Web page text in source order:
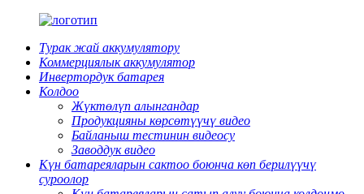
Турак жай аккумулятору
Коммерциялык аккумулятор
Инвертордук батарея
Колдоо
Жүктөлүп алынгандар
Продукцияны көрсөтүүчү видео
Байланыш тестинин видеосу
Заводдук видео
Күн батареяларын сактоо боюнча көп берилүүчү
суроолор